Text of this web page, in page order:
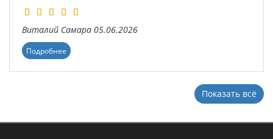
Виталий Самара 05.06.2026
Подробнее
Показать всё